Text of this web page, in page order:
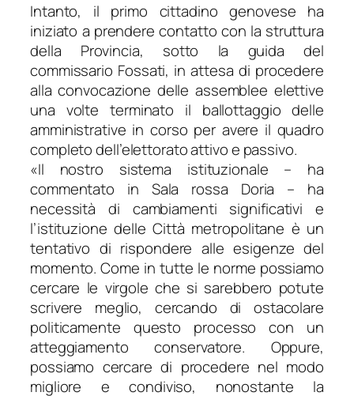
Intanto, il primo cittadino genovese ha
iniziato a prendere contatto con la struttura
della Provincia, sotto la guida del
commissario Fossati, in attesa di procedere
alla convocazione delle assemblee elettive
una volte terminato il ballottaggio delle
amministrative in corso per avere il quadro
completo dell’elettorato attivo e passivo.
«Il nostro sistema istituzionale – ha
commentato in Sala rossa Doria – ha
necessità di cambiamenti significativi e
l’istituzione delle Città metropolitane è un
tentativo di rispondere alle esigenze del
momento. Come in tutte le norme possiamo
cercare le virgole che si sarebbero potute
scrivere meglio, cercando di ostacolare
politicamente questo processo con un
atteggiamento conservatore. Oppure,
possiamo cercare di procedere nel modo
migliore e condiviso, nonostante la